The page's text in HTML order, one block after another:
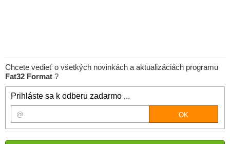
Chcete vedieť o všetkých novinkách a aktualizáciách programu
Fat32 Format ?
Prihláste sa k odberu zadarmo ...